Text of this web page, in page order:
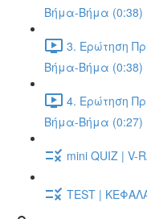
Βήμα-Βήμα (0:38)
3. Ερώτηση
Βήμα-Βήμα (0:38)
4. Ερώτηση
Βήμα-Βήμα (0:27)
mini QUIZ | V-
TEST |